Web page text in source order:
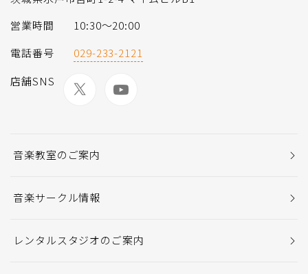
営業時間
10:30～20:00
電話番号
029-233-2121
店舗SNS
音楽教室のご案内
音楽サークル情報
レンタルスタジオのご案内